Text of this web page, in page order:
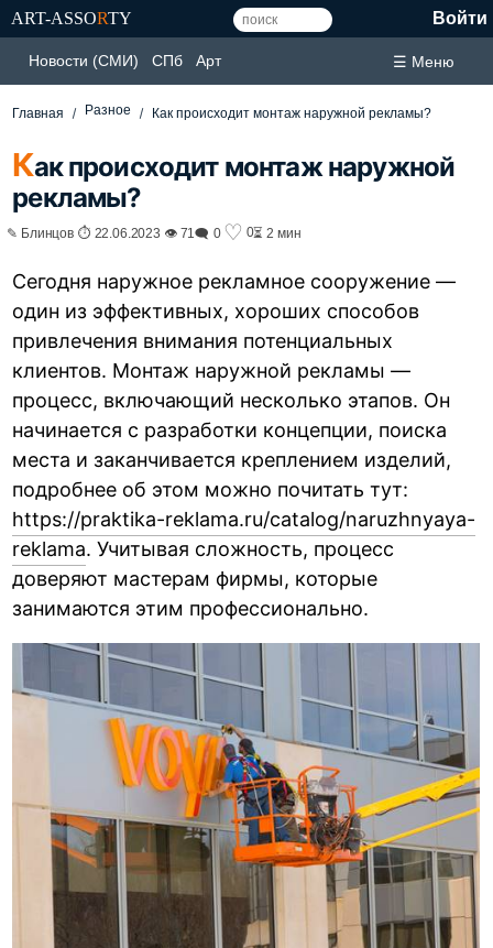
ART-ASSORTY Войти
Новости (СМИ) СПб Арт ☰ Меню
Главная Разное Как происходит монтаж наружной рекламы?
Как происходит монтаж наружной
рекламы?
✎ Блинцов ⏱ 22.06.2023 👁 71🗨 0 ♡ 0⏳ 2 мин
Сегодня наружное рекламное сооружение —
один из эффективных, хороших способов
привлечения внимания потенциальных
клиентов. Монтаж наружной рекламы —
процесс, включающий несколько этапов. Он
начинается с разработки концепции, поиска
места и заканчивается креплением изделий,
подробнее об этом можно почитать тут:
https://praktika-reklama.ru/catalog/naruzhnyaya-
reklama. Учитывая сложность, процесс
доверяют мастерам фирмы, которые
занимаются этим профессионально.